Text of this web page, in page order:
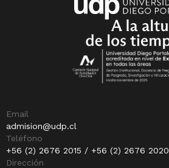
Email
admision@udp.cl
Teléfono
+56 (2) 2676 2015 / +56 (2) 2676 2020
Dirección